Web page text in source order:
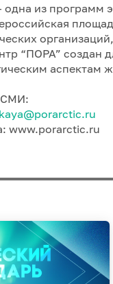
из программ
“ПОРА” создан
аспектам
СМИ:
www.porarctic.ru